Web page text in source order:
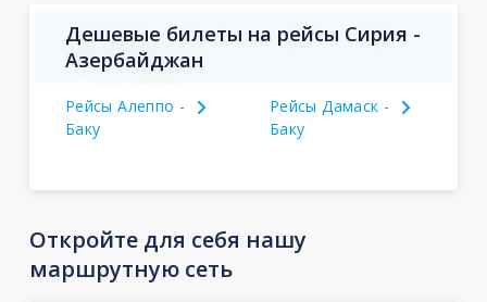
Дешевые билеты на рейсы Сирия -
Азербайджан
Рейсы Алеппо -
Баку
Рейсы Дамаск -
Баку
Откройте для себя нашу
маршрутную сеть